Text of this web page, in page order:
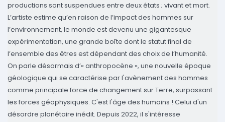
productions sont suspendues entre deux états ; vivant et mort.
L’artiste estime qu’en raison de l’impact des hommes sur
l’environnement, le monde est devenu une gigantesque
expérimentation, une grande boîte dont le statut final de
l’ensemble des êtres est dépendant des choix de l’humanité.
On parle désormais d’« anthropocène », une nouvelle époque
géologique qui se caractérise par l'avènement des hommes
comme principale force de changement sur Terre, surpassant
les forces géophysiques. C'est l'âge des humains ! Celui d'un
désordre planétaire inédit. Depuis 2022, il s'intéresse